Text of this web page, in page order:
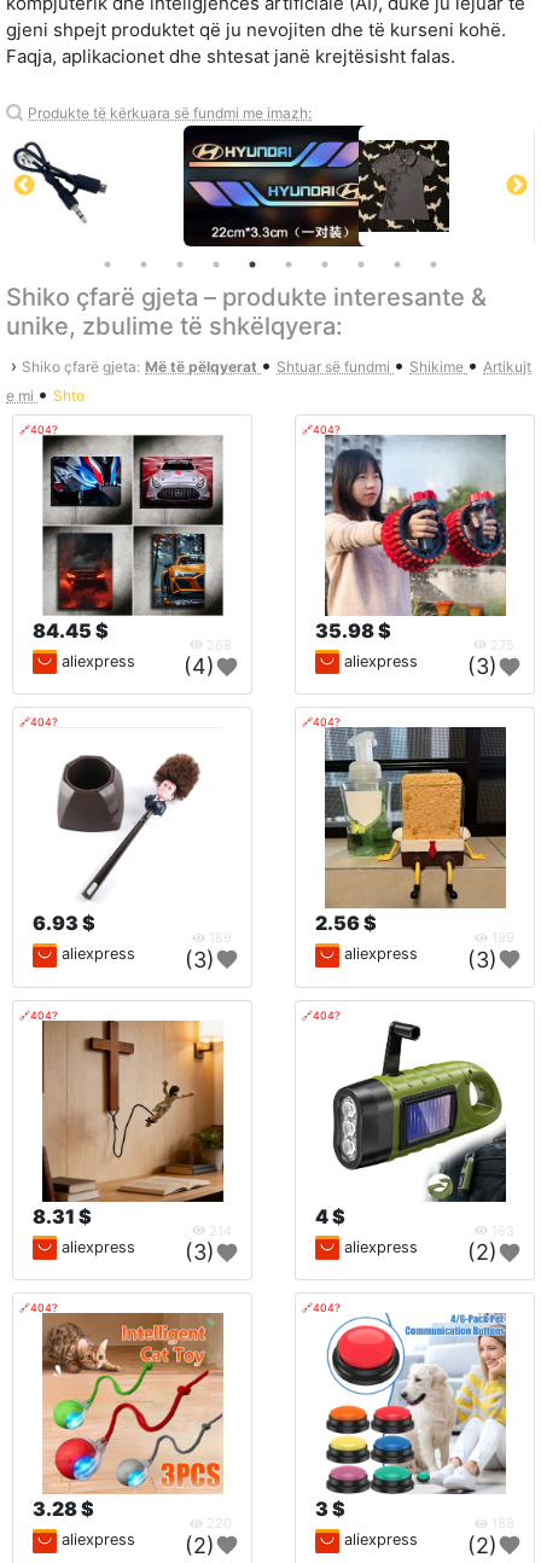
gjeni shpejt produktet që ju nevojiten dhe të kurseni kohë.
Faqja, aplikacionet dhe shtesat janë krejtësisht falas.
Produkte të kërkuara së fundmi me imazh:
Shiko çfarë gjeta – produkte interesante &
unike, zbulime të shkëlqyera:
› Shiko çfarë gjeta: Më të pëlqyerat • Shtuar së fundmi • Shikime • Artikujt
e mi • Shto
🔗404?
84.45 $
268
aliexpress (4)
🔗404?
35.98 $
275
aliexpress (3)
🔗404?
6.93 $
189
aliexpress (3)
🔗404?
2.56 $
199
aliexpress (3)
🔗404?
8.31 $
214
aliexpress (3)
🔗404?
4 $
163
aliexpress (2)
🔗404?
3.28 $
220
aliexpress (2)
🔗404?
3 $
188
aliexpress (2)